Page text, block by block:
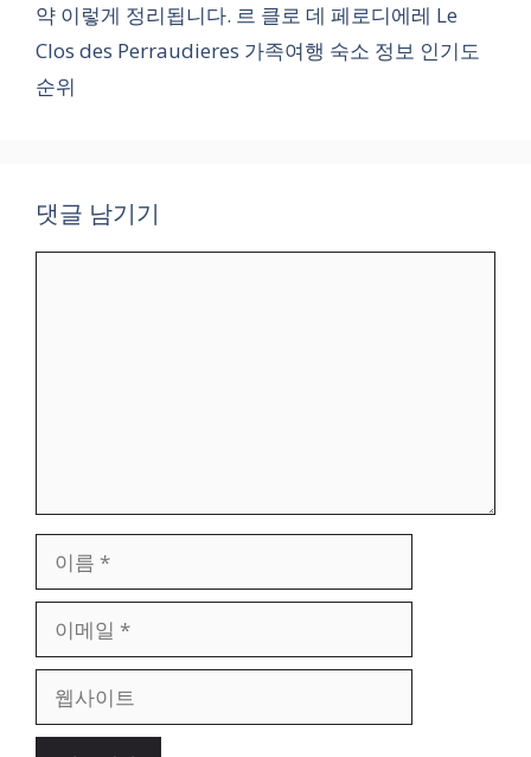
약 이렇게 정리됩니다. 르 클로 데 페로디에레 Le
Clos des Perraudieres 가족여행 숙소 정보 인기도
순위
댓글 남기기
일
이